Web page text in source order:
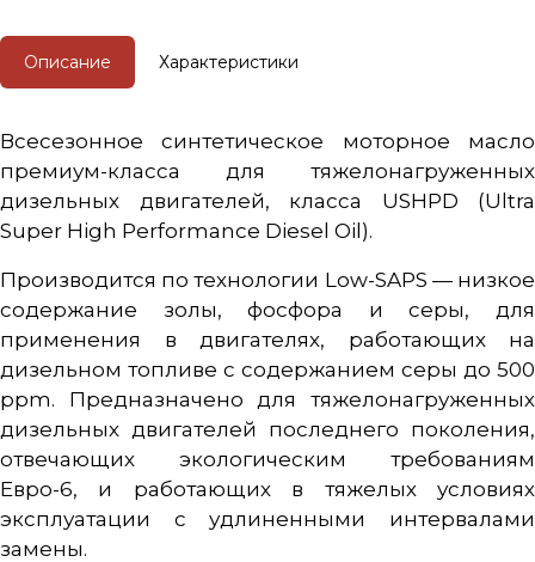
Описание Характеристики
Всесезонное синтетическое моторное масло
премиум-класса для тяжелонагруженных
дизельных двигателей, класса USHPD (Ultra
Super High Performance Diesel Oil).
Производится по технологии Low-SAPS — низкое
содержание золы, фосфора и серы, для
применения в двигателях, работающих на
дизельном топливе с содержанием серы до 500
ppm. Предназначено для тяжелонагруженных
дизельных двигателей последнего поколения,
отвечающих экологическим требованиям
Евро-6, и работающих в тяжелых условиях
эксплуатации с удлиненными интервалами
замены.